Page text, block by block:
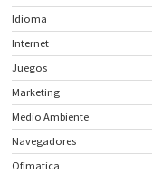
Idioma
Internet
Juegos
Marketing
Medio Ambiente
Navegadores
Ofimatica